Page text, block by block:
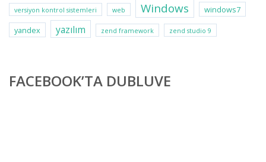
versiyon kontrol sistemleri web Windows
windows7
yandex
yazılım zend framework zend studio 9
FACEBOOK’TA DUBLUVE